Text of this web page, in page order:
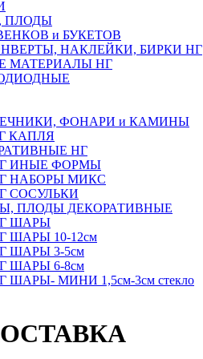
ПЛОДЫ
и БУКЕТОВ
НАКЛЕЙКИ, БИРКИ НГ
МАТЕРИАЛЫ НГ
ФОНАРИ и КАМИНЫ
КАПЛЯ
НГ
ИНЫЕ ФОРМЫ
НАБОРЫ МИКС
СОСУЛЬКИ
ПЛОДЫ ДЕКОРАТИВНЫЕ
ШАРЫ
ШАРЫ 10-12см
ШАРЫ 3-5см
ШАРЫ 6-8см
МИНИ 1,5см-3см стекло